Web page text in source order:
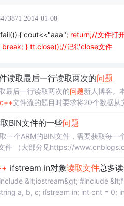
2014-01-08
{ cout<<"aaa"; return;//文件打
break; } tt.close();//记得close文件
读取最后一行读取两次的问题
最后一行读取两次的问题新人博客。
c++文件流的题目时要求将20个数据从文件中读
BIN文件的一些问题
ifstream in对象读取文件总多
&lt;iostream&gt; #include
*argv[])